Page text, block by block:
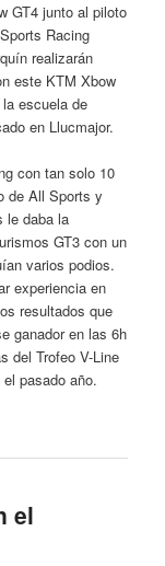
GT4 junto al piloto
Racing
realizarán
este KTM Xbow
escuela de
en Llucmajor.
con tan solo 10
de All Sports y
le daba la
GT3 con un
varios podios.
experiencia en
resultados que
ganador en las 6h
del Trofeo V-Line
pasado año.
el